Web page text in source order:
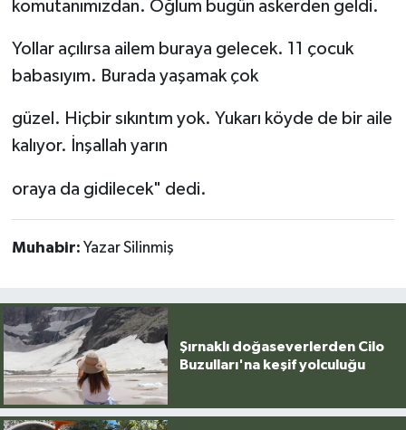
komutanımızdan. Oğlum bugün askerden geldi.
Yollar açılırsa ailem buraya gelecek. 11 çocuk
babasıyım. Burada yaşamak çok
güzel. Hiçbir sıkıntım yok. Yukarı köyde de bir aile
kalıyor. İnşallah yarın
oraya da gidilecek" dedi.
Muhabir: Yazar Silinmiş
Şırnaklı doğaseverlerden Cilo
Buzulları'na keşif yolculuğu